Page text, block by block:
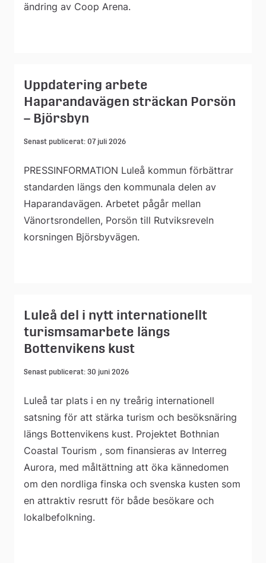
ändring av Coop Arena.
Uppdatering arbete
Haparandavägen sträckan Porsön
– Björsbyn
Senast publicerat: 07 juli 2026
PRESSINFORMATION Luleå kommun förbättrar
standarden längs den kommunala delen av
Haparandavägen. Arbetet pågår mellan
Vänortsrondellen, Porsön till Rutviksreveln
korsningen Björsbyvägen.
Luleå del i nytt internationellt
turismsamarbete längs
Bottenvikens kust
Senast publicerat: 30 juni 2026
Luleå tar plats i en ny treårig internationell
satsning för att stärka turism och besöksnäring
längs Bottenvikens kust. Projektet Bothnian
Coastal Tourism , som finansieras av Interreg
Aurora, med måltättning att öka kännedomen
om den nordliga finska och svenska kusten som
en attraktiv resrutt för både besökare och
lokalbefolkning.